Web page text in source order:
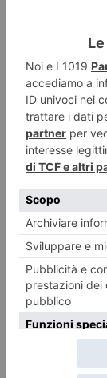
Le vostre foto:
La nostra lettrice
centro storico di